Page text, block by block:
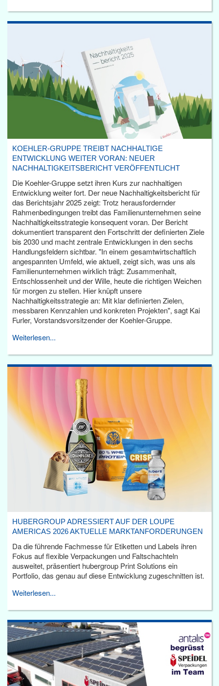
KOEHLER-GRUPPE TREIBT NACHHALTIGE
ENTWICKLUNG WEITER VORAN: NEUER
NACHHALTIGKEITSBERICHT VERÖFFENTLICHT
Die Koehler-Gruppe setzt ihren Kurs zur nachhaltigen
Entwicklung weiter fort. Der neue Nachhaltigkeitsbericht für
das Berichtsjahr 2025 zeigt: Trotz herausfordernder
Rahmenbedingungen treibt das Familienunternehmen seine
Nachhaltigkeitsstrategie konsequent voran. Der Bericht
dokumentiert transparent den Fortschritt der definierten Ziele
bis 2030 und macht zentrale Entwicklungen in den sechs
Handlungsfeldern sichtbar. "In einem gesamtwirtschaftlich
angespannten Umfeld, wie aktuell, zeigt sich, was uns als
Familienunternehmen wirklich trägt: Zusammenhalt,
Entschlossenheit und der Wille, heute die richtigen Weichen
für morgen zu stellen. Hier knüpft unsere
Nachhaltigkeitsstrategie an: Mit klar definierten Zielen,
messbaren Kennzahlen und konkreten Projekten", sagt Kai
Furler, Vorstandsvorsitzender der Koehler-Gruppe.
Weiterlesen...
HUBERGROUP ADRESSIERT AUF DER LOUPE
AMERICAS 2026 AKTUELLE MARKTANFORDERUNGEN
Da die führende Fachmesse für Etiketten und Labels ihren
Fokus auf flexible Verpackungen und Faltschachteln
ausweitet, präsentiert hubergroup Print Solutions ein
Portfolio, das genau auf diese Entwicklung zugeschnitten ist.
Weiterlesen...